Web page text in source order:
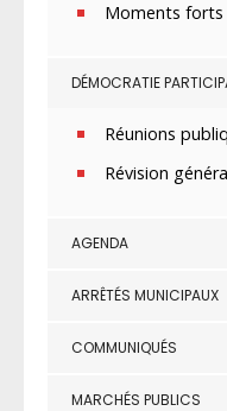
Moments forts
DÉMOCRATIE
Réunions
Révision
AGENDA
ARRÊTÉS MUNICIPAUX
COMMUNIQUÉS
MARCHÉS PUBLICS